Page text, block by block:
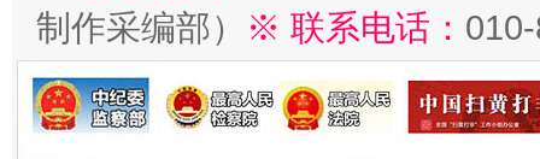
制作采编部）
※ 联系电话：